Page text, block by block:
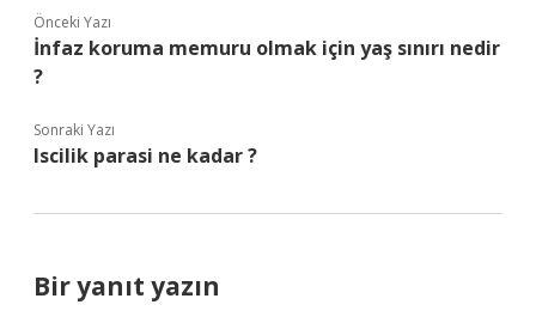
Önceki Yazı
İnfaz koruma memuru olmak için yaş sınırı nedir
?
Sonraki Yazı
Iscilik parasi ne kadar ?
Bir yanıt yazın